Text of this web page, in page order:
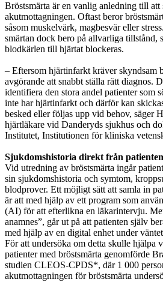
Bröstsmärta är en vanlig anledning till att
akutmottagningen. Oftast beror
såsom muskelvärk, magbesvär eller
smärtan dock bero på allvarliga tillstånd,
blodkärlen till hjärtat blockeras.
– Eftersom hjärtinfarkt kräver skyndsam
avgörande att snabbt ställa rätt diagnos.
identifiera den stora andel patienter som
inte har hjärtinfarkt och därför kan
besked eller följas upp vid behov, säger
hjärtläkare vid Danderyds sjukhus och
Institutet, Institutionen för kliniska
Sjukdomshistoria direkt från
Vid utredning av bröstsmärta ingår
sin sjukdomshistoria och symtom,
blodprover. Ett möjligt sätt att samla in
är att med hjälp av ett program som
(AI) för att efterlikna en läkarintervju.
anamnes”, går ut på att patienten själv
med hjälp av en digital enhet under
För att undersöka om detta skulle hjälpa
patienter med bröstsmärta genomförde
studien CLEOS-CPDS*, där 1 000
akutmottagningen för bröstsmärta